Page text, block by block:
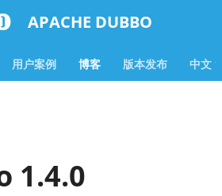
APACHE DUBBO
用户案例 博客 版本发布 中文
1.4.0